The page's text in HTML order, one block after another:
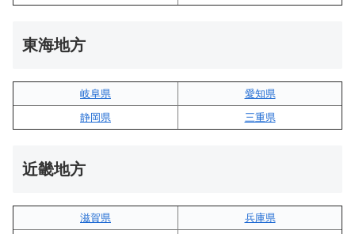
東海地方
岐阜県
愛知県
静岡県
三重県
近畿地方
滋賀県
兵庫県